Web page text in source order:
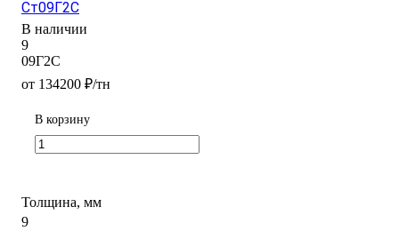
Ст09Г2С
В наличии
9
09Г2С
от 134200 ₽/тн
В корзину
Толщина, мм
9